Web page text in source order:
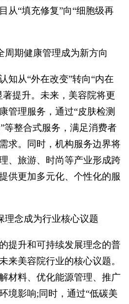
从“填充修复”向“细胞级再
周期健康管理成为新方向
知从“外在改变”转向“内在
提升。未来，美容院将更
管理服务，通过“皮肤检测
等整合式服务，满足消费者
求。同时，机构服务边界将
、旅游、时尚等产业形成跨
供更加多元化、个性化的服
理念成为行业核心议题
提升和可持续发展理念的普
来美容院行业的核心议题。
材料、优化能源管理、推广
境影响;同时，通过“低碳美